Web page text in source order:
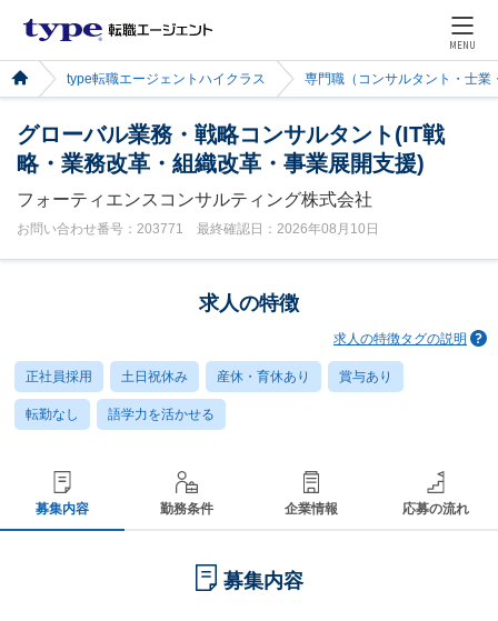
MENU
type転職エージェントハイクラス 専門職（コンサルタント・士業
グローバル業務・戦略コンサルタント(IT戦
略・業務改革・組織改革・事業展開支援)
フォーティエンスコンサルティング株式会社
お問い合わせ番号：203771 最終確認日：2026年08月10日
求人の特徴
求人の特徴タグの説明
正社員採用 土日祝休み 産休・育休あり 賞与あり
転勤なし 語学力を活かせる
募集内容 勤務条件 企業情報 応募の流れ
募集内容